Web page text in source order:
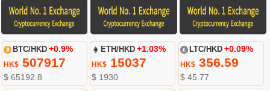
BTC/HKD +0.9%
HK$507917
$ 65192.8
ETH/HKD +1.03%
HK$ 15037
$ 1930
LTC/HKD +0.09%
HK$356.59
$ 45.77